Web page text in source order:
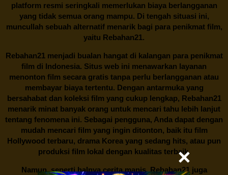
platform resmi seringkali memerlukan biaya berlangganan
yang tidak semua orang mampu. Di tengah situasi ini,
muncullah sebuah alternatif menarik bagi para penikmat film,
yaitu Rebahan21.
Rebahan21menjadi bualan hangat di kalangan para penikmat
film di Indonesia. Situs web ini menawarkan layanan
menonton film secara gratis tanpa perlu berlangganan atau
membayar biaya tertentu. Dengan antarmuka yang
bersahabat dan koleksi film yang cukup lengkap, Rebahan21
menarik minat banyak orang untuk mencari tahu lebih lanjut
tentang fenomena ini. Sebagai pengguna, Anda dapat dengan
mudah mencari film yang ingin ditonton, baik itu film
Hollywood terbaru, drama Korea yang sedang hits, atau pun
produksi film lokal dengan kualitas terbaik.
Namun, seperti halnya cerita manis,Rebahan21 juga